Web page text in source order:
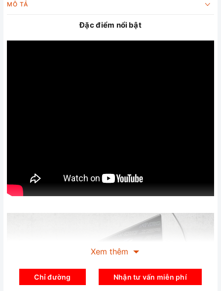
MÔ TẢ
Đặc điểm nổi bật
Xem thêm
Chỉ đường Nhận tư vấn miễn phí